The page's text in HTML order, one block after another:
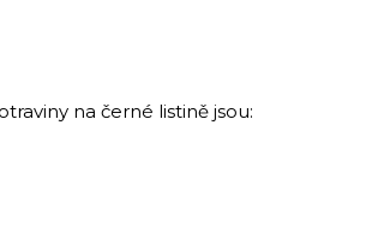
na černé listině jsou: